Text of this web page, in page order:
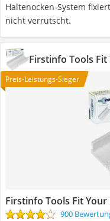
Haltenocken-System
nicht verrutscht.
Firstinfo Tools Fit
Preis-Leistungs-Sieger
Firstinfo Tools Fit Your
900